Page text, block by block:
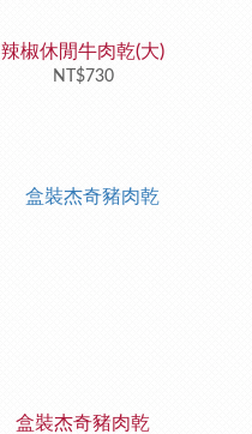
辣椒休閒牛肉乾(大)
NT$730
盒裝杰奇豬肉乾